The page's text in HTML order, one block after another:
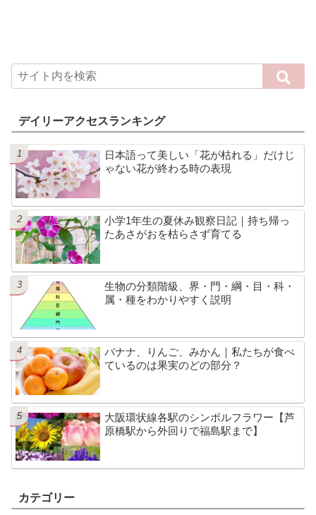
デイリーアクセスランキング
日本語って美しい「花が枯れる」だけじ
ゃない花が終わる時の表現
小学1年生の夏休み観察日記｜持ち帰っ
たあさがおを枯らさず育てる
生物の分類階級、界・門・綱・目・科・
属・種をわかりやすく説明
バナナ、りんご、みかん｜私たちが食べ
ているのは果実のどの部分？
大阪環状線各駅のシンボルフラワー【芦
原橋駅から外回りで福島駅まで】
カテゴリー